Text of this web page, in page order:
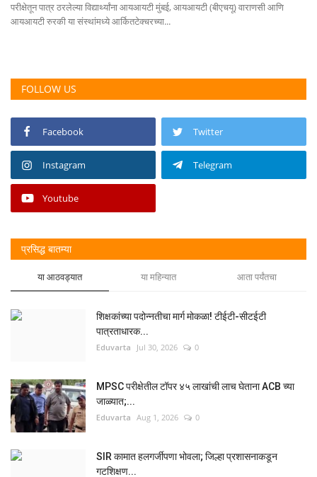
परीक्षेतून पात्र ठरलेल्या विद्यार्थ्यांना आयआयटी मुंबई, आयआयटी (बीएचयू) वाराणसी आणि
आयआयटी रुरकी या संस्थांमध्ये आर्कितटेक्चरच्या...
FOLLOW US
Facebook Twitter
Instagram Telegram
Youtube
प्रसिद्ध बातम्या
या आठवड्यात या महिन्यात आता पर्यंतचा
शिक्षकांच्या पदोन्नतीचा मार्ग मोकळा! टीईटी-सीटईटी
पात्रताधारक...
Eduvarta Jul 30, 2026 0
MPSC परीक्षेतील टॉपर ४५ लाखांची लाच घेताना ACB च्या
जाळ्यात;...
Eduvarta Aug 1, 2026 0
SIR कामात हलगर्जीपणा भोवला; जिल्हा प्रशासनाकडून
गटशिक्षण...